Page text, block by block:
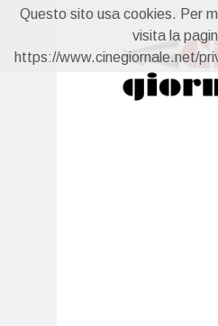
Breaking:
Questo sito usa cookies. Per
visita la
https://www.cinegiornale.net/